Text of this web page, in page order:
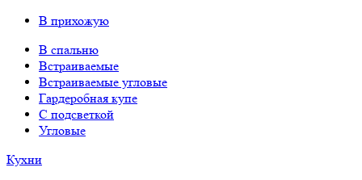
В прихожую
В спальню
Встраиваемые
Встраиваемые угловые
Гардеробная купе
С подсветкой
Угловые
Кухни